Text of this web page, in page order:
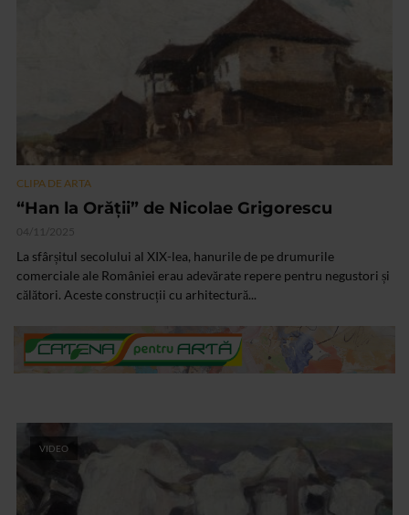
CLIPA DE ARTA
“Han la Orății” de Nicolae Grigorescu
04/11/2025
La sfârșitul secolului al XIX-lea, hanurile de pe drumurile
comerciale ale României erau adevărate repere pentru negustori și
călători. Aceste construcții cu arhitectură...
VIDEO